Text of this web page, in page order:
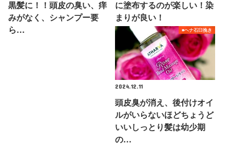
黒髪に！！頭皮の臭い、痒
みがなく、シャンプー要
ら…
に塗布するのが楽しい！染
まりが良い！
■ヘナ石臼挽き
2024.12.11
頭皮臭が消え、後付けオイ
ルがいらないほどちょうど
いいしっとり髪は幼少期
の…